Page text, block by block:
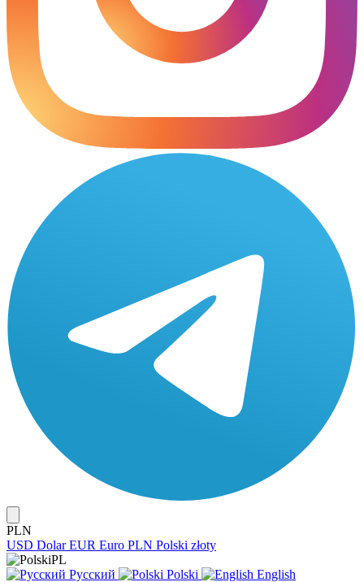
PLN
USD Dolar EUR Euro PLN Polski złoty
PL
Русский
Polski English